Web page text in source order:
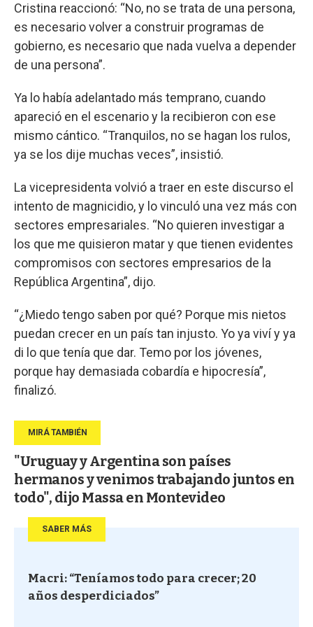
Cristina reaccionó: “No, no se trata de una persona,
es necesario volver a construir programas de
gobierno, es necesario que nada vuelva a depender
de una persona”.
Ya lo había adelantado más temprano, cuando
apareció en el escenario y la recibieron con ese
mismo cántico. “Tranquilos, no se hagan los rulos,
ya se los dije muchas veces”, insistió.
La vicepresidenta volvió a traer en este discurso el
intento de magnicidio, y lo vinculó una vez más con
sectores empresariales. “No quieren investigar a
los que me quisieron matar y que tienen evidentes
compromisos con sectores empresarios de la
República Argentina”, dijo.
“¿Miedo tengo saben por qué? Porque mis nietos
puedan crecer en un país tan injusto. Yo ya viví y ya
di lo que tenía que dar. Temo por los jóvenes,
porque hay demasiada cobardía e hipocresía”,
finalizó.
"Uruguay y Argentina son países
hermanos y venimos trabajando juntos en
todo", dijo Massa en Montevideo
SABER MÁS
Macri: “Teníamos todo para crecer; 20
años desperdiciados”